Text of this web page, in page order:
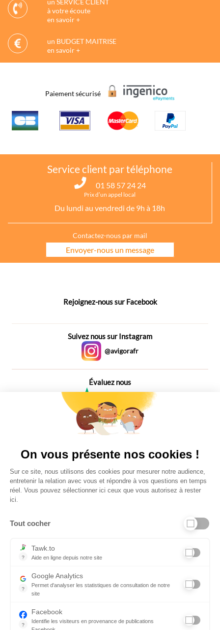
un SERVICE CLIENT
à votre écoute
en savoir +
un BUDGET MAITRISE
en savoir +
Paiement sécurisé
Service client par téléphone
01 58 57 24 24
Prix d’un appel local
Du lundi au vendredi de 9h à 18h
Contactez-nous par mail
Envoyer-nous un message
Rejoignez-nous sur Facebook
Suivez nous sur Instagram
@avigorafr
Évaluez nous
Plus de 650 Avis
FAQ - réponses à vos questions
Conditions Générales de Service
On vous présente nos cookies !
Sur ce site, nous utilisons des cookies pour mesurer notre audience,
entretenir la relation avec vous et répondre à vos questions en temps
réel. Vous pouvez sélectionner ici ceux que vous autorisez à rester
ici.
Tout cocher
?
Tawk.to
Aide en ligne depuis notre site
?
Google Analytics
Permet d'analyser les statistiques de consultation de notre
site
?
Facebook
Identifie les visiteurs en provenance de publications